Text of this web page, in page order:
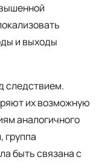
и выходы
следствием.
их возможную
аналогичного
группа
быть связана с